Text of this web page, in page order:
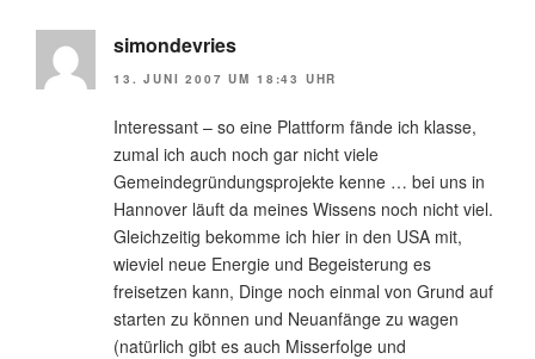
simondevries
13. JUNI 2007 UM 18:43 UHR
Interessant – so eine Plattform fände ich klasse,
zumal ich auch noch gar nicht viele
Gemeindegründungsprojekte kenne … bei uns in
Hannover läuft da meines Wissens noch nicht viel.
Gleichzeitig bekomme ich hier in den USA mit,
wieviel neue Energie und Begeisterung es
freisetzen kann, Dinge noch einmal von Grund auf
starten zu können und Neuanfänge zu wagen
(natürlich gibt es auch Misserfolge und